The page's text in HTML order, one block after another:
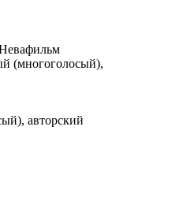
(многоголосый),
авторский